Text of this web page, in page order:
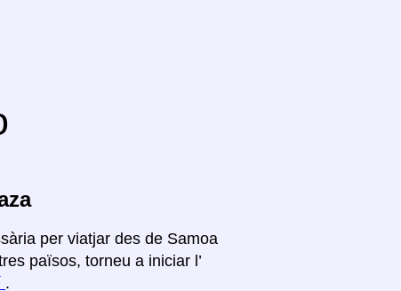
per viatjar des de Samoa
països, torneu a iniciar l’
.